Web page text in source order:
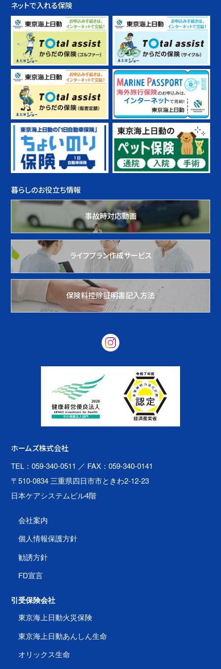
ネットで入れる保険
暮らしのお役立ち情報
事故時対応動画
ライフプラン作成サービス
保険料控除証明書記入方法
ホームズ株式会社
TEL：059-340-0511 ／ FAX：059-340-0141
〒510-0834 三重県四日市市ときわ2-12-23
日本ケアシステムビル4階
会社案内
個人情報保護方針
勧誘方針
FD宣言
引受保険会社
東京海上日動火災保険
東京海上日動あんしん生命
オリックス生命